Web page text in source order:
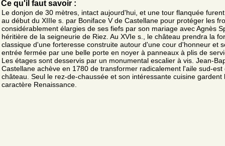
Ce qu'il faut savoir :
Le donjon de 30 mètres, intact aujourd'hui, et une tour flanquée
au début du XIIIe s. par Boniface V de Castellane pour protéger les
considérablement élargies de ses fiefs par son mariage avec Agnès
héritière de la seigneurie de Riez. Au XVIe s., le château prendra la
classique d'une forteresse construite autour d'une cour d'honneur et
entrée fermée par une belle porte en noyer à panneaux à plis de
Les étages sont desservis par un monumental escalier à vis. Jean-
Castellane achève en 1780 de transformer radicalement l'aile sud-est
château. Seul le rez-de-chaussée et son intéressante cuisine gardent
caractère Renaissance.